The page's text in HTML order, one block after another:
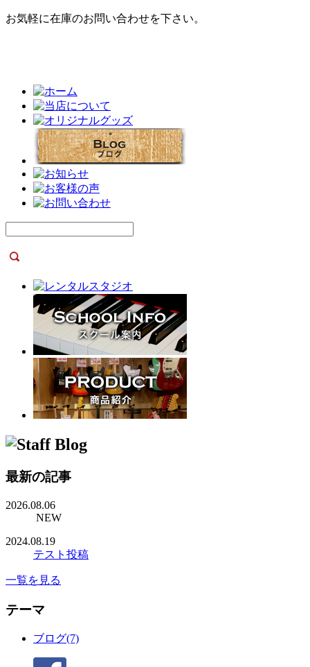
お気軽に在庫のお問い合わせを下さい。
最新の記事
2026.08.06
NEW
2024.08.19
テスト投稿
一覧を見る
テーマ
ブログ(7)